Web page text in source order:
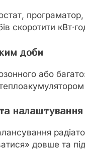
скоротити
доби
або
налаштування
довше та